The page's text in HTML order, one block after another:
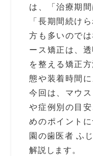
は、「治療期
「長期間続け
方も多いので
ース矯正は、
を整える矯正
態や装着時間
今回は、マウ
や症例別の目
めのポイント
園の歯医者 ふ
解説します。